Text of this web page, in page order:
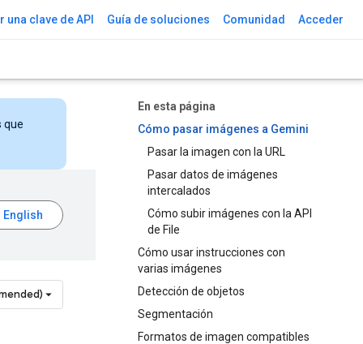
una clave de API Guía de soluciones Comunidad Acceder
En esta página
Cómo pasar imágenes a Gemini
Pasar la imagen con la URL
Pasar datos de imágenes
intercalados
Cómo subir imágenes con la API
de File
Cómo usar instrucciones con
varias imágenes
Detección de objetos
Segmentación
Formatos de imagen compatibles
que